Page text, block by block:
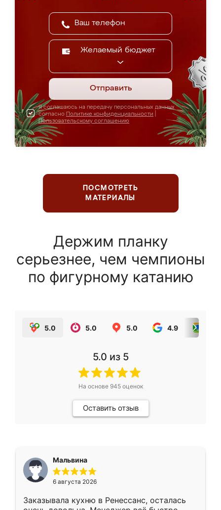
Желаемый бюджет
Отправить
Я соглашаюсь на передачу персональных данных
согласно Политике конфиденциальности
Пользовательскому соглашению
ПОСМОТРЕТЬ
МАТЕРИАЛЫ
Держим планку
серьезнее, чем чемпионы
по фигурному катанию
5.0 5.0 5.0 4.9
5.0 из 5
На основе 945оценок
Оставить отзыв
Мальвина
6 августа 2026
Заказывала кухню в Ренессанс, осталась